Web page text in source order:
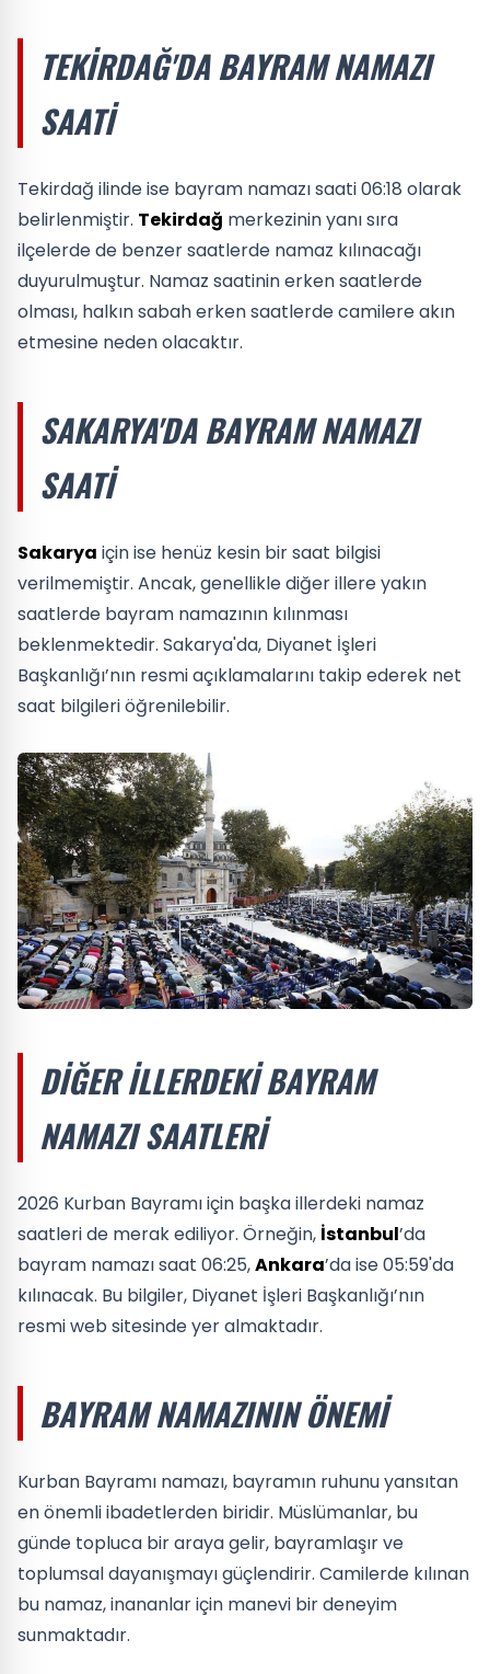
TEKIRDAĞ'DA BAYRAM NAMAZI
SAATI
Tekirdağ ilinde ise bayram namazı saati 06:18 olarak
belirlenmiştir. Tekirdağ merkezinin yanı sıra
ilçelerde de benzer saatlerde namaz kılınacağı
duyurulmuştur. Namaz saatinin erken saatlerde
olması, halkın sabah erken saatlerde camilere akın
etmesine neden olacaktır.
SAKARYA'DA BAYRAM NAMAZI
SAATI
Sakarya için ise henüz kesin bir saat bilgisi
verilmemiştir. Ancak, genellikle diğer illere yakın
saatlerde bayram namazının kılınması
beklenmektedir. Sakarya'da, Diyanet İşleri
Başkanlığı’nın resmi açıklamalarını takip ederek net
saat bilgileri öğrenilebilir.
DIĞER İLLERDEKI BAYRAM
NAMAZI SAATLERI
2026 Kurban Bayramı için başka illerdeki namaz
saatleri de merak ediliyor. Örneğin, İstanbul’da
bayram namazı saat 06:25,Ankara’da ise 05:59'da
kılınacak. Bu bilgiler, Diyanet İşleri Başkanlığı’nın
resmi web sitesinde yer almaktadır.
BAYRAM NAMAZININ ÖNEMI
Kurban Bayramı namazı, bayramın ruhunu yansıtan
en önemli ibadetlerden biridir. Müslümanlar, bu
günde topluca bir araya gelir, bayramlaşır ve
toplumsal dayanışmayı güçlendirir. Camilerde kılınan
bu namaz, inananlar için manevi bir deneyim
sunmaktadır.